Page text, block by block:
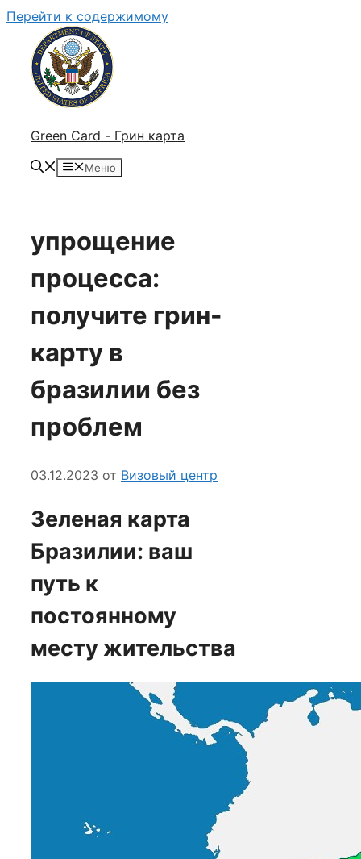
Перейти к содержимому
Green Card - Грин карта
Меню
упрощение
процесса:
получите грин-
карту в
бразилии без
проблем
03.12.2023 от Визовый центр
Зеленая карта
Бразилии: ваш
путь к
постоянному
месту жительства